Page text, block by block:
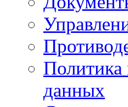
Политика
данных